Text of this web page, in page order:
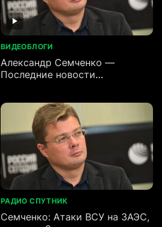
ВИДЕОБЛОГИ
Александр Семченко —
Последние новости
РАДИО СПУТНИК
Семченко: Атаки ВСУ на ЗАЭС,